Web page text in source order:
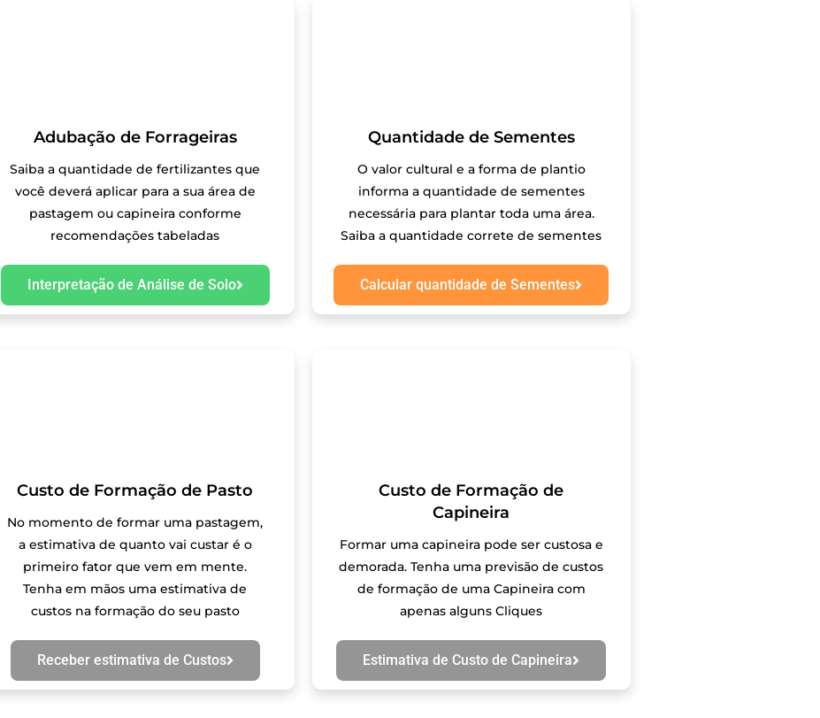
Adubação de Forrageiras
Saiba a quantidade de fertilizantes que
você deverá aplicar para a sua área de
pastagem ou capineira conforme
recomendações tabeladas
Interpretação de Análise de Solo
Quantidade de Sementes
O valor cultural e a forma de plantio
informa a quantidade de sementes
necessária para plantar toda uma área.
Saiba a quantidade correte de sementes
Calcular quantidade de Sementes
Custo de Formação de Pasto
No momento de formar uma pastagem,
a estimativa de quanto vai custar é o
primeiro fator que vem em mente.
Tenha em mãos uma estimativa de
custos na formação do seu pasto
Receber estimativa de Custos
Custo de Formação de
Capineira
Formar uma capineira pode ser custosa e
demorada. Tenha uma previsão de custos
de formação de uma Capineira com
apenas alguns Cliques
Estimativa de Custo de Capineira